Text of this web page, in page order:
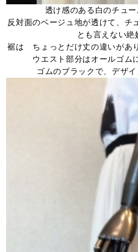
透け感のある白のチュ
反対面のベージュ地が透けて、チ
とも言えない絶
裾は ちょっとだけ丈の違いがあ
ウエスト部分はオールゴム
ゴムのブラックで、デザ